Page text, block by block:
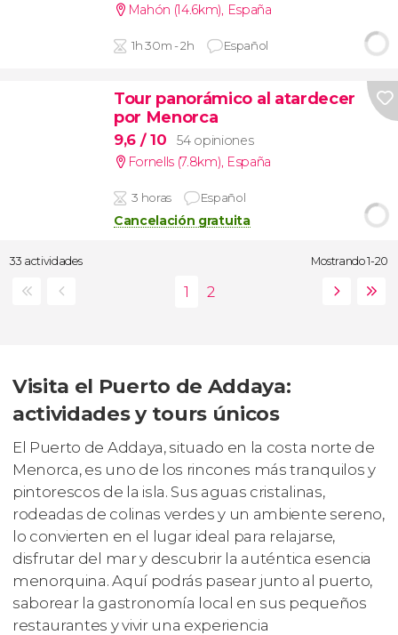
Mahón (14.6km), España
1h 30m - 2h Español
Tour panorámico al atardecer
por Menorca
9,6 / 10
54 opiniones
Fornells (7.8km), España
3 horas Español
Cancelación gratuita
33 actividades Mostrando 1-20
Visita el Puerto de Addaya:
actividades y tours únicos
El Puerto de Addaya, situado en la costa norte de
Menorca, es uno de los rincones más tranquilos y
pintorescos de la isla. Sus aguas cristalinas,
rodeadas de colinas verdes y un ambiente sereno,
lo convierten en el lugar ideal para relajarse,
disfrutar del mar y descubrir la auténtica esencia
menorquina. Aquí podrás pasear junto al puerto,
saborear la gastronomía local en sus pequeños
restaurantes y vivir una experiencia